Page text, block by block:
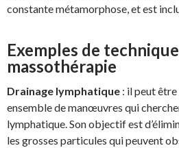
constante métamorphose, et est
Exemples de
massothérapie
Drainage lymphatique : il peut
ensemble de manœuvres qui
lymphatique. Son objectif est
les grosses particules qui peuvent